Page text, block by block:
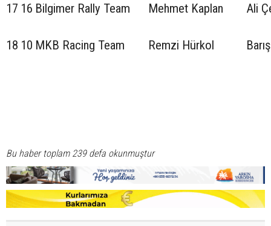
17 16 Bilgimer Rally Team Mehmet Kaplan Ali
18 10 MKB Racing Team Remzi Hürkol
Bu haber toplam 239 defa okunmuştur